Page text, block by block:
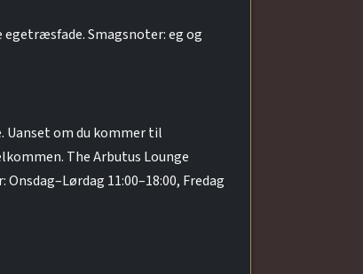
Smagsnoter: eg og
Uanset om du kommer til
The Arbutus Lounge
11:00–18:00, Fredag